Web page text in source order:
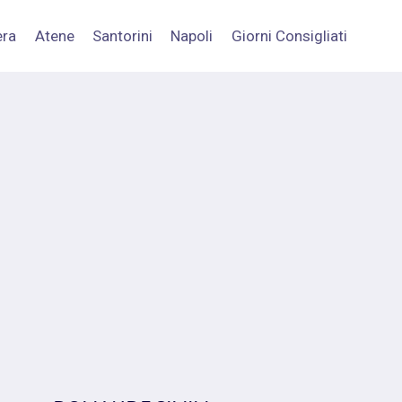
Atene Santorini Napoli Giorni Consigliati